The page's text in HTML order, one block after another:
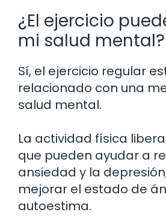
¿El ejercicio
mi salud mental?
Sí, el ejercicio regular
relacionado con una
salud mental.
La actividad física
que pueden ayudar a
ansiedad y la
mejorar el estado de
autoestima.